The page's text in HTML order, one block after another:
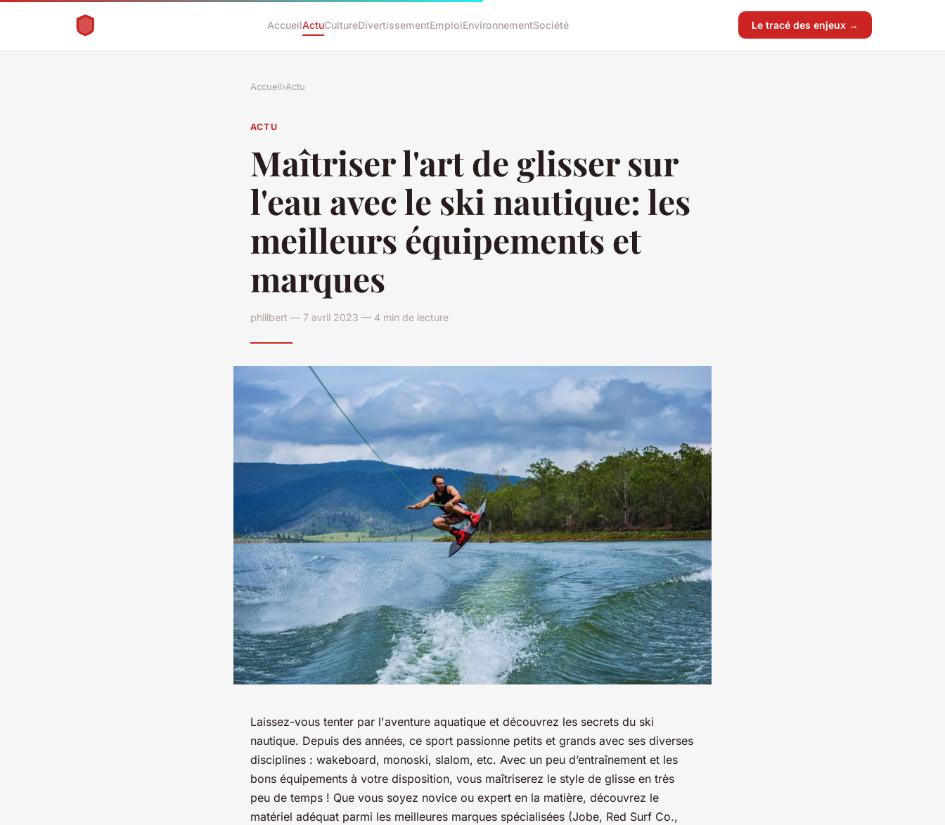
AccueilActuCultureDivertissementEmploiEnvironnementSociété Le tracé des enjeux →
Accueil›Actu
ACTU
Maîtriser l'art de glisser sur
l'eau avec le ski nautique: les
meilleurs équipements et
marques
philibert — 7 avril 2023 — 4 min de lecture
Laissez-vous tenter par l'aventure aquatique et découvrez les secrets du ski
nautique. Depuis des années, ce sport passionne petits et grands avec ses diverses
disciplines : wakeboard, monoski, slalom, etc. Avec un peu d’entraînement et les
bons équipements à votre disposition, vous maîtriserez le style de glisse en très
peu de temps ! Que vous soyez novice ou expert en la matière, découvrez le
matériel adéquat parmi les meilleures marques spécialisées (Jobe, Red Surf Co.,